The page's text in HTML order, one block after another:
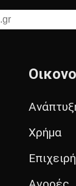
Χρήμα